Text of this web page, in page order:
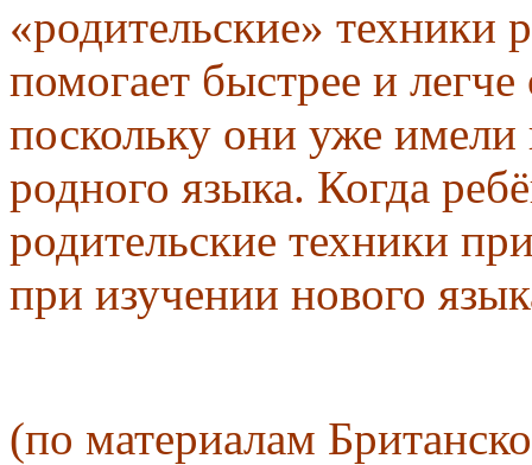
«родительские» техники
помогает быстрее и
поскольку они уже
родного языка. Когда
родительские техники
при изучении нового
(по материалам